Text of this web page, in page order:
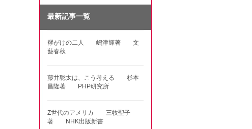
最新記事一覧
襷がけの二人 嶋津輝著 文
藝春秋
藤井聡太は、こう考える 杉本
昌隆著 PHP研究所
Z世代のアメリカ 三牧聖子
著 NHK出版新書